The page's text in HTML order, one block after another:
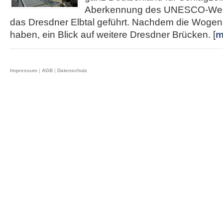
Aberkennung des UNESCO-
das Dresdner Elbtal geführt. Nachdem die
haben, ein Blick auf weitere Dresdner Brücken. [
Impressum | AGB | Datenschutz